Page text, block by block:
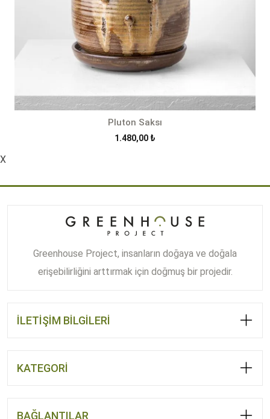
Pluton Saksı
1.480,00 ₺
X
Greenhouse Project, insanların doğaya ve doğala
erişebilirliğini arttırmak için doğmuş bir projedir.
İLETİŞİM BİLGİLERİ
KATEGORİ
BAĞLANTILAR